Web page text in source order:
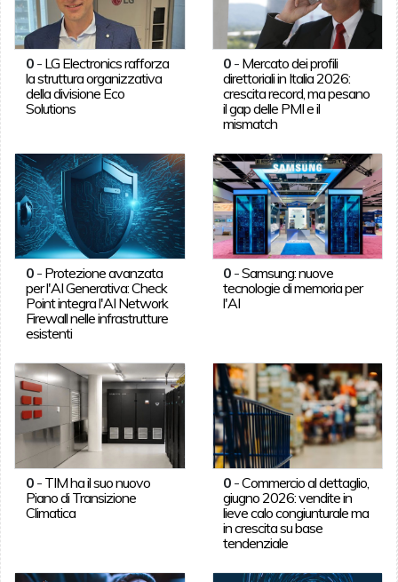
0- LG Electronics rafforza
la struttura organizzativa
della divisione Eco
Solutions
0 - Mercato dei profili
direttoriali in Italia 2026:
crescita record, ma pesano
il gap delle PMI e il
mismatch
0- Protezione avanzata
per l'AI Generativa: Check
Point integra l'AI Network
Firewall nelle infrastrutture
esistenti
0 -Samsung: nuove
tecnologie di memoria per
l'AI
0- TIM ha il suo nuovo
Piano di Transizione
Climatica
0 -Commercio al dettaglio,
giugno 2026: vendite in
lieve calo congiunturale ma
in crescita su base
tendenziale